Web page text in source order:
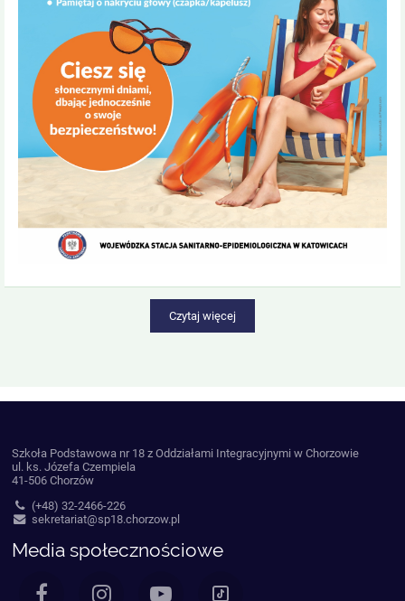
Czytaj więcej
Szkoła Podstawowa nr 18 z Oddziałami Integracyjnymi w Chorzowie
ul. ks. Józefa Czempiela
41-506 Chorzów
(+48) 32-2466-226
sekretariat@sp18.chorzow.pl
Media społecznościowe